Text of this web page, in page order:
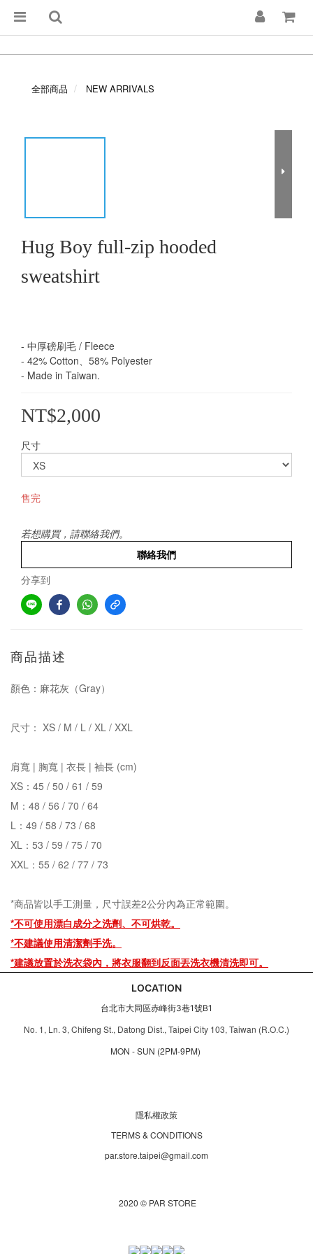
全部商品 NEW ARRIVALS
Hug Boy full-zip hooded
sweatshirt
- 中厚磅刷毛 / Fleece
- 42% Cotton、58% Polyester
- Made in Taiwan.
NT$2,000
尺寸
售完
若想購買，請聯絡我們。
聯絡我們
分享到
商品描述
顏色：麻花灰（Gray）
尺寸： XS / M / L / XL / XXL
肩寬 | 胸寬 | 衣長 | 袖長 (cm)
XS：45 / 50 / 61 / 59
M：48 / 56 / 70 / 64
L：49 / 58 / 73 / 68
XL：53 / 59 / 75 / 70
XXL：55 / 62 / 77 / 73
*商品皆以手工測量，尺寸誤差2公分內為正常範圍。
*不可使用漂白成分之洗劑、 不可烘乾。
*不建議使用清潔劑手洗。
*建議放置於洗衣袋內，將衣服翻到反面丟洗衣機清洗即可。
LOCATION
台北市大同區赤峰街3巷1號B1
No. 1, Ln. 3, Chifeng St., Datong Dist., Taipei City 103, Taiwan (R.O.C.)
MON - SUN (2PM-9PM)
隱私權政策
TERMS & CONDITIONS
par.store.taipei@gmail.com
2020 © PAR STORE